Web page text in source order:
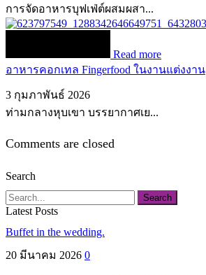
การจัดอาหารบุฟเฟ่ต์ผสมผสา...
Read more
อาหารคอกเทล Fingerfood ในงานแต่งงาน
3 กุมภาพันธ์ 2026
ท่ามกลางหุบเขา บรรยากาศเย...
Comments are closed
Search
Search
Latest Posts
Buffet in the wedding.
20 มีนาคม 2026 0